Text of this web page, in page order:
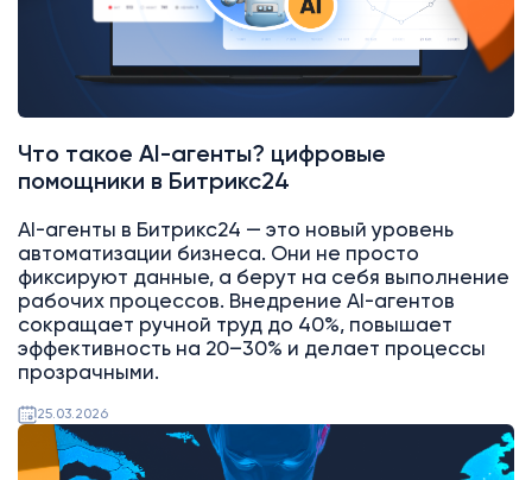
Что такое AI-агенты? цифровые
помощники в Битрикс24
AI-агенты в Битрикс24 — это новый уровень
автоматизации бизнеса. Они не просто
фиксируют данные, а берут на себя выполнение
рабочих процессов. Внедрение AI-агентов
сокращает ручной труд до 40%, повышает
эффективность на 20–30% и делает процессы
прозрачными.
25.03.2026